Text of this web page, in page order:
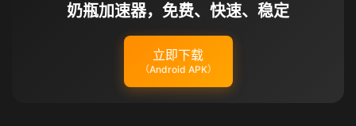
奶瓶加速器，免费、快速、稳定
立即下载
（Android APK）